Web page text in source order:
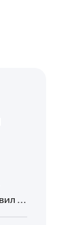
Как посмотреть, кто поставил реакцию в Telegram